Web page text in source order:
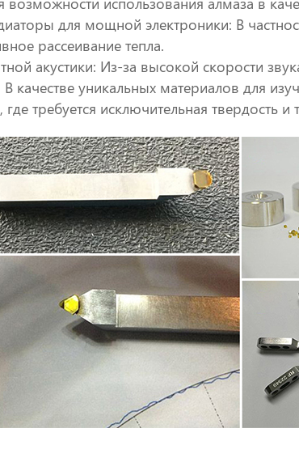
для мощной электроники: В
рассеивание тепла.
акустики: Из-за высокой скорости
качестве уникальных материалов для
требуется исключительная твердость и